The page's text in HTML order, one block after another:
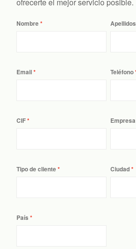
ofrecerte el mejor servicio posible.
Nombre Apellidos
Email Teléfono
CIF Empresa
Tipo de cliente Ciudad
País